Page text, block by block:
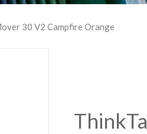
30 V2 Campfire Orange